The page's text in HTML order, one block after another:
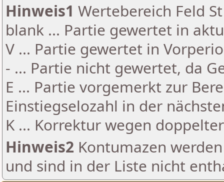
Hinweis1 Wertebereich Feld
blank ... Partie gewertet in
V ... Partie gewertet in
- ... Partie nicht gewertet, da
E ... Partie vorgemerkt zur
Einstiegselozahl in der
K ... Korrektur wegen
Hinweis2 Kontumazen
und sind in der Liste nicht